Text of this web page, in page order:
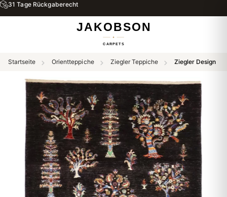
31 Tage Rückgaberecht
Startseite Orientteppiche Ziegler Teppiche Ziegler Design